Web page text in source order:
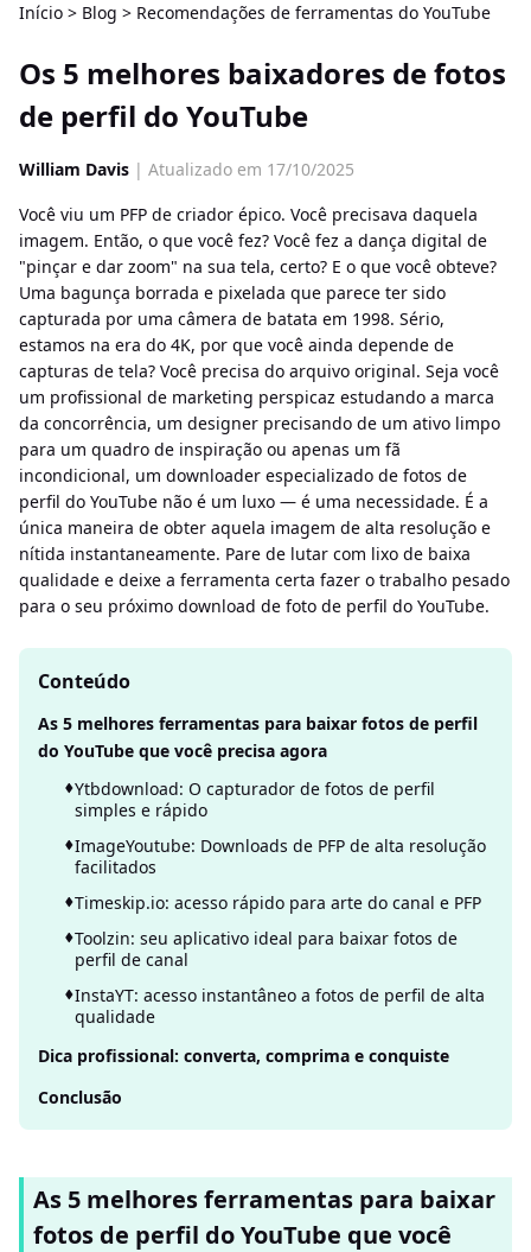
Início > Blog > Recomendações de ferramentas do YouTube
Os 5 melhores baixadores de fotos
de perfil do YouTube
William Davis | Atualizado em 17/10/2025
Você viu um PFP de criador épico. Você precisava daquela
imagem. Então, o que você fez? Você fez a dança digital de
"pinçar e dar zoom" na sua tela, certo? E o que você obteve?
Uma bagunça borrada e pixelada que parece ter sido
capturada por uma câmera de batata em 1998. Sério,
estamos na era do 4K, por que você ainda depende de
capturas de tela? Você precisa do arquivo original. Seja você
um profissional de marketing perspicaz estudando a marca
da concorrência, um designer precisando de um ativo limpo
para um quadro de inspiração ou apenas um fã
incondicional, um downloader especializado de fotos de
perfil do YouTube não é um luxo — é uma necessidade. É a
única maneira de obter aquela imagem de alta resolução e
nítida instantaneamente. Pare de lutar com lixo de baixa
qualidade e deixe a ferramenta certa fazer o trabalho pesado
para o seu próximo download de foto de perfil do YouTube.
Conteúdo
As 5 melhores ferramentas para baixar fotos de perfil
do YouTube que você precisa agora
Ytbdownload: O capturador de fotos de perfil
simples e rápido
ImageYoutube: Downloads de PFP de alta resolução
facilitados
Timeskip.io: acesso rápido para arte do canal e PFP
Toolzin: seu aplicativo ideal para baixar fotos de
perfil de canal
InstaYT: acesso instantâneo a fotos de perfil de alta
qualidade
Dica profissional: converta, comprima e conquiste
Conclusão
As 5 melhores ferramentas para baixar
fotos de perfil do YouTube que você